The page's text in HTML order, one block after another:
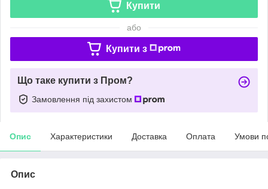
Купити
або
Купити з
Що таке купити з Пром?
Замовлення під захистом
Опис Характеристики Доставка Оплата Умови
Опис